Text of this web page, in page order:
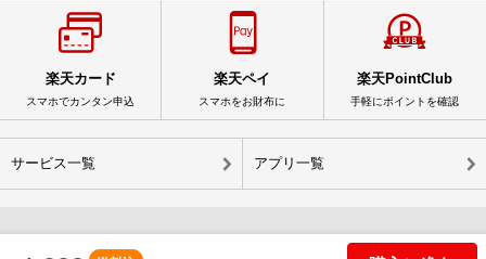
楽天カード
スマホでカンタン申込
楽天ペイ
スマホをお財布に
楽天PointClub
手軽にポイントを確認
サービス一覧 アプリ一覧